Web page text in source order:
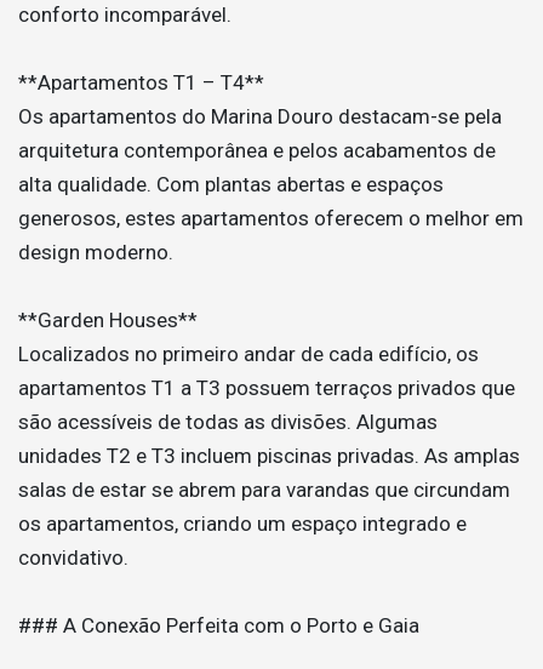
conforto incomparável.
**Apartamentos T1 – T4**
Os apartamentos do Marina Douro destacam-se pela
arquitetura contemporânea e pelos acabamentos de
alta qualidade. Com plantas abertas e espaços
generosos, estes apartamentos oferecem o melhor em
design moderno.
**Garden Houses**
Localizados no primeiro andar de cada edifício, os
apartamentos T1 a T3 possuem terraços privados que
são acessíveis de todas as divisões. Algumas
unidades T2 e T3 incluem piscinas privadas. As amplas
salas de estar se abrem para varandas que circundam
os apartamentos, criando um espaço integrado e
convidativo.
### A Conexão Perfeita com o Porto e Gaia